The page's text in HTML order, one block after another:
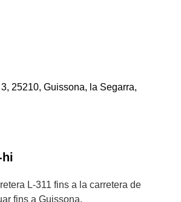
25210, Guissona, la Segarra,
hi
L-311 fins a la carretera de
fins a Guissona.